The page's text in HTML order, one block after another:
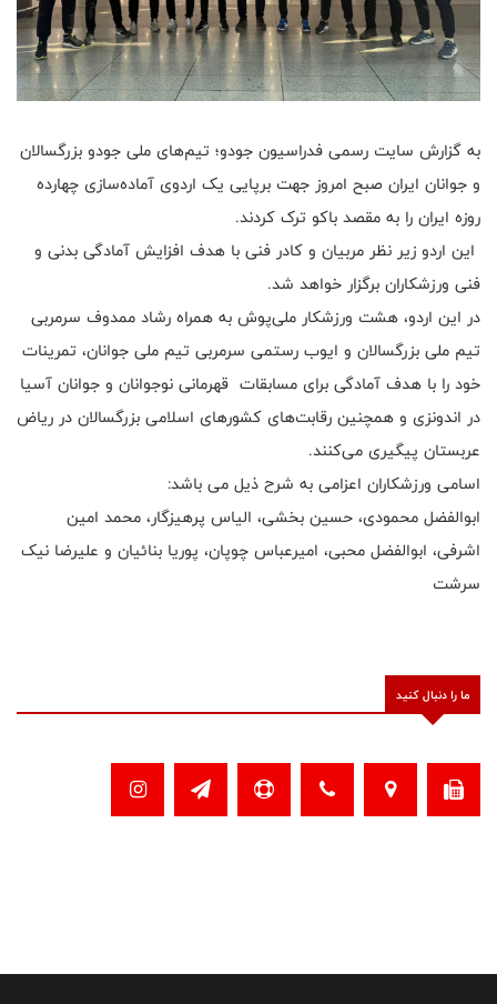
به گزارش سایت رسمی فدراسیون جودو؛ تیم‌های ملی جودو بزرگسالان
و جوانان ایران صبح امروز جهت برپایی یک اردوی آماده‌سازی چهارده
روزه ایران را به مقصد باکو ترک کردند.
این اردو زیر نظر مربیان و کادر فنی با هدف افزایش آمادگی بدنی و
فنی ورزشکاران برگزار خواهد شد.
در این اردو، هشت ورزشکار ملی‌پوش به همراه رشاد ممدوف سرمربی
تیم ملی بزرگسالان و ایوب رستمی سرمربی تیم ملی جوانان، تمرینات
خود را با هدف آمادگی برای مسابقات قهرمانی نوجوانان و جوانان آسیا
در اندونزی و همچنین رقابت‌های کشورهای اسلامی بزرگسالان در ریاض
عربستان پیگیری می‌کنند.
اسامی ورزشکاران اعزامی به شرح ذیل می ‌باشد:
ابوالفضل محمودی، حسین بخشی، الیاس پرهیزگار، محمد امین
اشرفی، ابوالفضل محبی، امیرعباس چوپان، پوریا بنائیان و علیرضا نیک
سرشت
ما را دنبال کنید